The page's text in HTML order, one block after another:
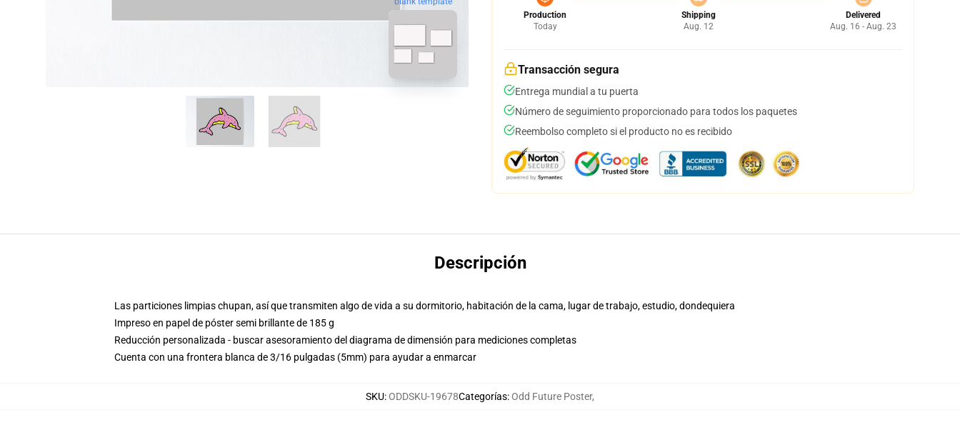
Production
Today
Shipping
Aug. 12
Delivered
Aug. 16 - Aug. 23
Transacción segura
Entrega mundial a tu puerta
Número de seguimiento proporcionado para todos los paquetes
Reembolso completo si el producto no es recibido
Descripción
Las particiones limpias chupan, así que transmiten algo de vida a su dormitorio, habitación de la cama, lugar de trabajo, estudio, dondequiera
Impreso en papel de póster semi brillante de 185 g
Reducción personalizada - buscar asesoramiento del diagrama de dimensión para mediciones completas
Cuenta con una frontera blanca de 3/16 pulgadas (5mm) para ayudar a enmarcar
SKU:ODDSKU-19678Categorías:Odd Future Poster,